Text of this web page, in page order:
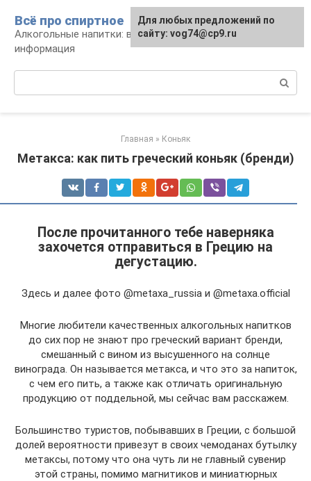
контенту
Всё про спиртное
Алкогольные напитки: виды, рецепты,
информация
Главная » Коньяк
Метакса: как пить греческий коньяк (бренди)
После прочитанного тебе наверняка
захочется отправиться в Грецию на
дегустацию.
Здесь и далее фото @metaxa_russia и @metaxa.official
Многие любители качественных алкогольных напитков
до сих пор не знают про греческий вариант бренди,
смешанный с вином из высушенного на солнце
винограда. Он называется метакса, и что это за напиток,
с чем его пить, а также как отличать оригинальную
продукцию от поддельной, мы сейчас вам расскажем.
Большинство туристов, побывавших в Греции, с большой
долей вероятности привезут в своих чемоданах бутылку
метаксы, потому что она чуть ли не главный сувенир
этой страны, помимо магнитиков и миниатюрных
Для любых предложений по
сайту: vog74@cp9.ru